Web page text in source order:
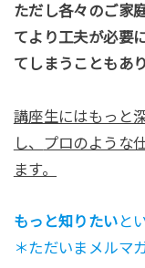
ただし各々のご家
てより工夫が必要
てしまうこともあり
講座生にはもっと
し、 プロのような
ます。
もっと知りたい と
＊ただいまメルマ